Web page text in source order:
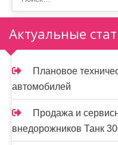
з
а
п
и
с
я
Актуальные
Плановое
автомобилей
Продажа и
внедорожников Танк